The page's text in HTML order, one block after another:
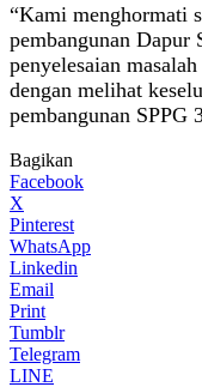
“Kami menghormati
pembangunan Dapur
penyelesaian
dengan melihat
pembangunan SPPG
Bagikan
Facebook
X
Pinterest
WhatsApp
Linkedin
Email
Print
Tumblr
Telegram
LINE